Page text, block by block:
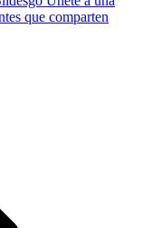
que comparten